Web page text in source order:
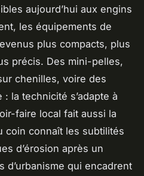
aujourd’hui aux engins
les équipements de
plus compacts, plus
précis. Des mini-pelles,
chenilles, voire des
la technicité s’adapte à
faire local fait aussi la
coin connaît les subtilités
d’érosion après un
d’urbanisme qui encadrent